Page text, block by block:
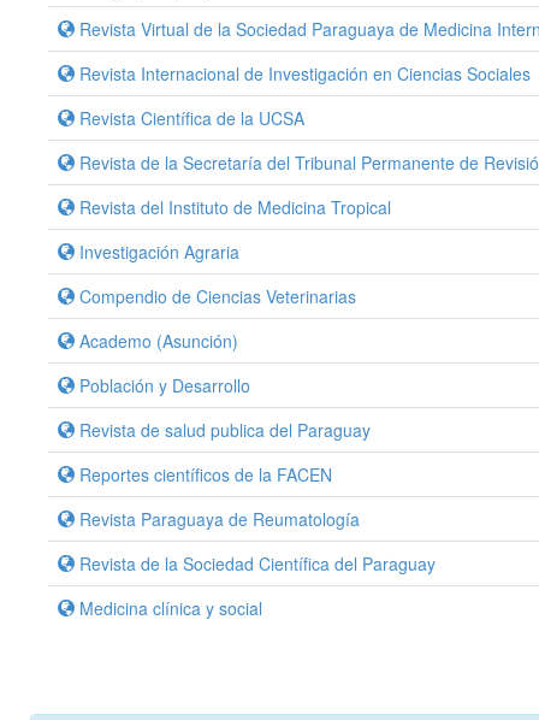
Revista Virtual de la Sociedad Paraguaya de Medicina
Revista Internacional de Investigación en Ciencias Sociales
Revista Científica de la UCSA
Revista de la Secretaría del Tribunal Permanente de
Revista del Instituto de Medicina Tropical
Investigación Agraria
Compendio de Ciencias Veterinarias
Academo (Asunción)
Población y Desarrollo
Revista de salud publica del Paraguay
Reportes científicos de la FACEN
Revista Paraguaya de Reumatología
Revista de la Sociedad Científica del Paraguay
Medicina clínica y social